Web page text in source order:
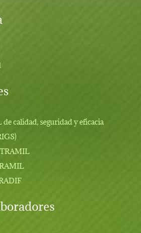
calidad, seguridad y eficacia